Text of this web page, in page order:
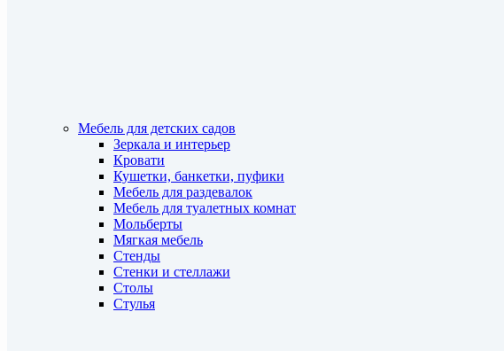
Мебель для детских садов
Зеркала и интерьер
Кровати
Кушетки, банкетки, пуфики
Мебель для раздевалок
Мебель для туалетных комнат
Мольберты
Мягкая мебель
Стенды
Стенки и стеллажи
Столы
Стулья